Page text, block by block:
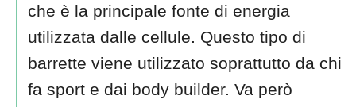
che è la principale fonte di energia
utilizzata dalle cellule. Questo tipo di
barrette viene utilizzato soprattutto da chi
fa sport e dai body builder. Va però